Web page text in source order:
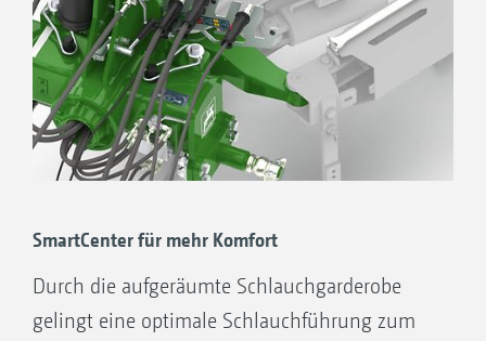
SmartCenter für mehr Komfort
Durch die aufgeräumte Schlauchgarderobe
gelingt eine optimale Schlauchführung zum